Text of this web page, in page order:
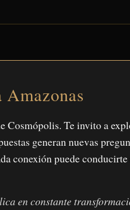
Cosmópolis. Te invito a
generan nuevas
conexión puede
en constante